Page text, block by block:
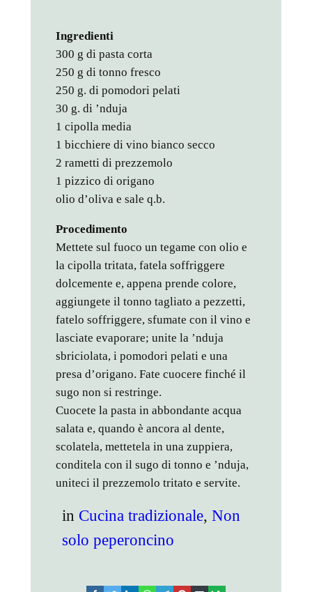
Ingredienti
300 g di pasta corta
250 g di tonno fresco
250 g. di pomodori pelati
30 g. di ’nduja
1 cipolla media
1 bicchiere di vino bianco secco
2 rametti di prezzemolo
1 pizzico di origano
olio d’oliva e sale q.b.
Procedimento
Mettete sul fuoco un tegame con olio e
la cipolla tritata, fatela soffriggere
dolcemente e, appena prende colore,
aggiungete il tonno tagliato a pezzetti,
fatelo soffriggere, sfumate con il vino e
lasciate evaporare; unite la ’nduja
sbriciolata, i pomodori pelati e una
presa d’origano. Fate cuocere finché il
sugo non si restringe.
Cuocete la pasta in abbondante acqua
salata e, quando è ancora al dente,
scolatela, mettetela in una zuppiera,
conditela con il sugo di tonno e ’nduja,
uniteci il prezzemolo tritato e servite.
in Cucina tradizionale, Non
solo peperoncino